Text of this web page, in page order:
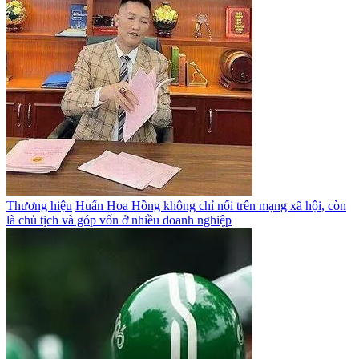
Thương hiệu Huấn Hoa Hồng không chỉ nổi trên mạng xã hội, còn
là chủ tịch và góp vốn ở nhiều doanh nghiệp